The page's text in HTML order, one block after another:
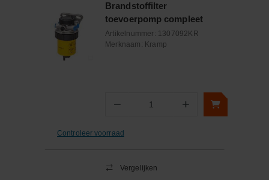
Brandstoffilter
toevoerpomp compleet
Artikelnummer: 1307092KR
Merknaam: Kramp
− Aantal +
Controleer voorraad
Vergelijken